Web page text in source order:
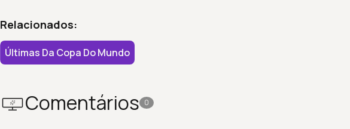
Relacionados:
Últimas Da Copa Do Mundo
Comentários 0